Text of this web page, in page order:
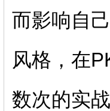
而影响自
风格，在
数次的实